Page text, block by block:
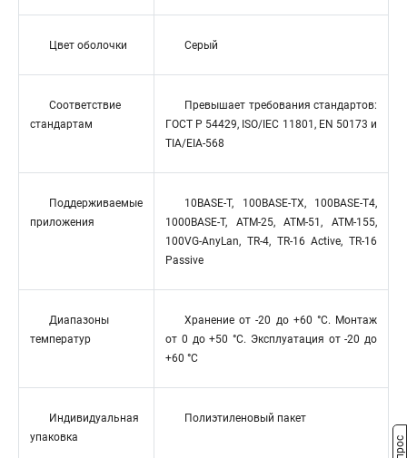
Цвет оболочки Серый
Соответствие
стандартам
Превышает требования стандартов:
ГОСТ Р 54429, ISO/IEC 11801, EN 50173 и
TIA/EIA-568
Поддерживаемые
приложения
10BASE-T, 100BASE-TX, 100BASE-T4,
1000BASE-T, ATM-25, ATM-51, ATM-155,
100VG-AnyLan, TR-4, TR-16 Active, TR-16
Passive
Диапазоны
температур
Хранение от -20 до +60 °C. Монтаж
от 0 до +50 °C. Эксплуатация от -20 до
+60 °C
Индивидуальная
упаковка
Полиэтиленовый пакет